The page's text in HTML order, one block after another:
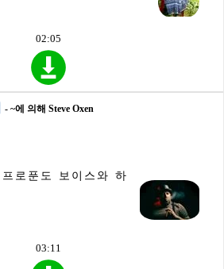
02:05
- ~에 의해 Steve Oxen
로푼도 보이스와 하
03:11